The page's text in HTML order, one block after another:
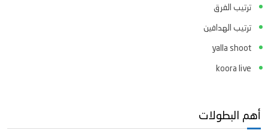
ترتيب الفرق
ترتيب الهدافين
yalla shoot
koora live
أهم البطولات